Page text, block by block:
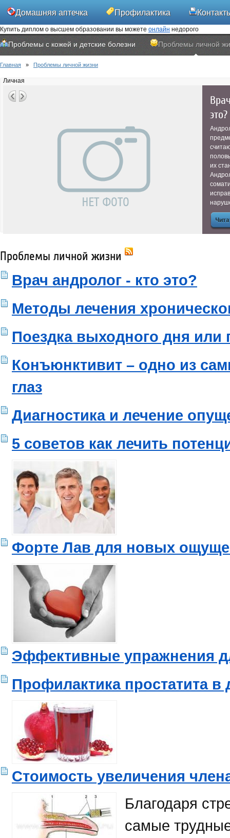
Домашняя аптечка Профилактика
Купить диплом о высшем образовании вы можете онлайн недорого
Проблемы с кожей и детские болезни Проблемы личной
Главная » Проблемы личной жизни
Личная
это?
их
Проблемы личной жизни
Врач андролог - кто это?
Методы лечения
Поездка выходного дня или
Конъюнктивит – одно из
глаз
Диагностика и лечение
5 советов как лечить
Форте Лав для новых
Эффективные упражнения
Профилактика простатита
Стоимость увеличения
Благодаря
самые